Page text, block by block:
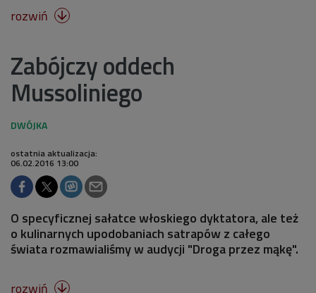
rozwiń 
Zabójczy oddech
Mussoliniego
ostatnia aktualizacja:
06.02.2016 13:00
O specyficznej sałatce włoskiego dyktatora, ale też
o kulinarnych upodobaniach satrapów z całego
świata rozmawialiśmy w audycji "Droga przez mąkę".
rozwiń 